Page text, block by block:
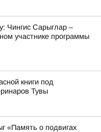
Чингис Сарыглар –
участнике программы
книги под
Тувы
«Память о подвигах